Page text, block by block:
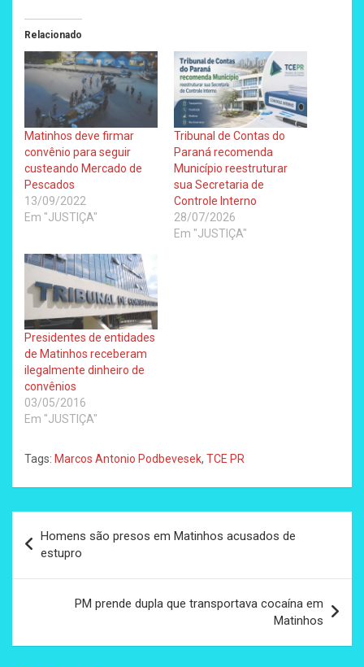
Relacionado
Matinhos deve firmar
convênio para seguir
custeando Mercado de
Pescados
13/09/2022
Em "JUSTIÇA"
Tribunal de Contas do
Paraná recomenda
Município reestruturar
sua Secretaria de
Controle Interno
28/07/2026
Em "JUSTIÇA"
Presidentes de entidades
de Matinhos receberam
ilegalmente dinheiro de
convênios
03/05/2016
Em "JUSTIÇA"
Tags: Marcos Antonio Podbevesek, TCE PR
de
Post
Homens são presos em Matinhos acusados de
estupro
PM prende dupla que transportava cocaína em
Matinhos